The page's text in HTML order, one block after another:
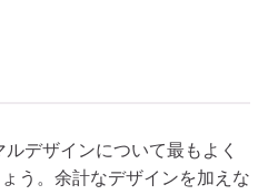
ルデザインについて最もよく
う。余計なデザインを加えな